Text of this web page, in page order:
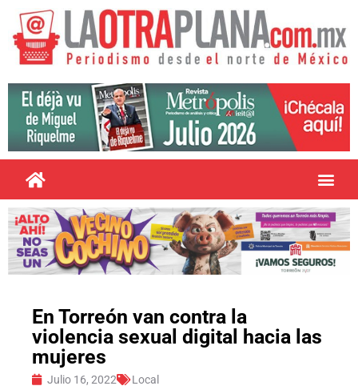
En Torreón van contra la
violencia sexual digital hacia las
mujeres
Julio 16, 2022 Local